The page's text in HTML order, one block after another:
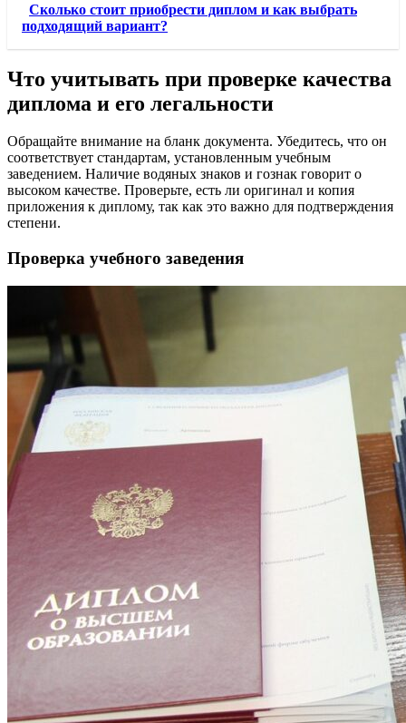
Сколько стоит приобрести диплом и как выбрать
подходящий вариант?
Что учитывать при проверке качества
диплома и его легальности
Обращайте внимание на бланк документа. Убедитесь, что он
соответствует стандартам, установленным учебным
заведением. Наличие водяных знаков и гознак говорит о
высоком качестве. Проверьте, есть ли оригинал и копия
приложения к диплому, так как это важно для подтверждения
степени.
Проверка учебного заведения